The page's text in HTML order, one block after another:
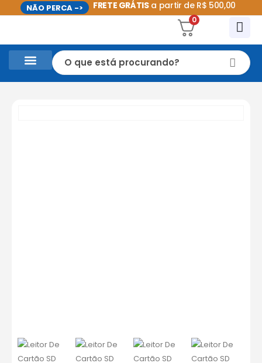
NÃO PERCA -> FRETE GRÁTISa partir de R$ 500,00
0